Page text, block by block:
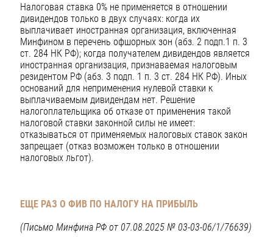
Налоговая ставка 0% не применяется в отношении
дивидендов только в двух случаях: когда их
выплачивает иностранная организация, включенная
Минфином в перечень офшорных зон (абз. 2 подп.1 п. 3
ст. 284 НК РФ); когда получателем дивидендов является
иностранная организация, признаваемая налоговым
резидентом РФ (абз. 3 подп. 1 п. 3 ст. 284 НК РФ). Иных
оснований для неприменения нулевой ставки к
выплачиваемым дивидендам нет. Решение
налогоплательщика об отказе от применения такой
налоговой ставки законной силы не имеет:
отказываться от применяемых налоговых ставок закон
запрещает (отказ возможен только в отношении
налоговых льгот).
ЕЩЕ РАЗ О ФИВ ПО НАЛОГУ НА ПРИБЫЛЬ
(Письмо Минфина РФ от 07.08.2025 № 03-03-06/1/76639)